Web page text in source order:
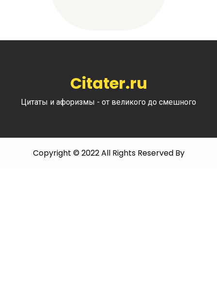
Citater.ru
Цитаты и афоризмы - от великого до смешного
Copyright © 2022 All Rights Reserved By